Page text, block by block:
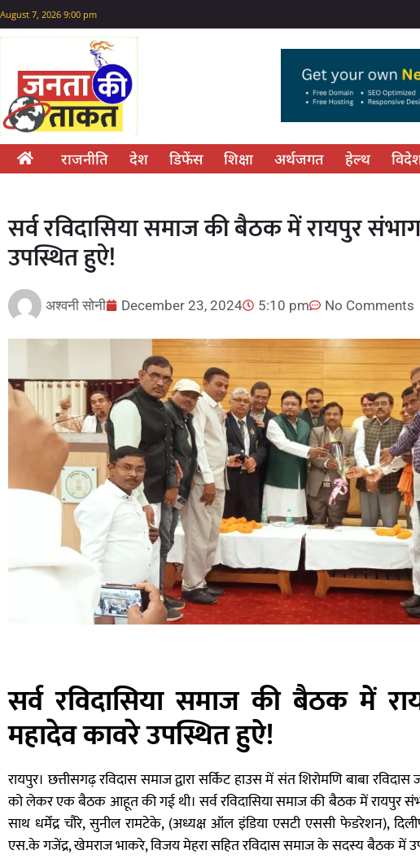
August 7, 2026 9:00 pm
राजनीति देश डिफेंस शिक्षा अर्थजगत हेल्थ
सर्व रविदासिया समाज की बैठक में रायपुर
उपस्थित हुऐ!
अश्वनी सोनी December 23, 2024 5:10 pm No Comments
सर्व रविदासिया समाज की बैठक में
महादेव कावरे उपस्थित हुऐ!
रायपुर। छत्तीसगढ़ रविदास समाज द्वारा सर्किट हाउस में संत शिरोमणि बाबा
को लेकर एक बैठक आहूत की गई थी। सर्व रविदासिया समाज की बैठक में रायपुर
साथ धर्मेंद्र चौरे, सुनील रामटेके, (अध्यक्ष ऑल इंडिया एसटी एससी फेडरेशन),
एस.के गजेंद्र, खेमराज भाकरे, विजय मेहरा सहित रविदास समाज के सदस्य बैठक में